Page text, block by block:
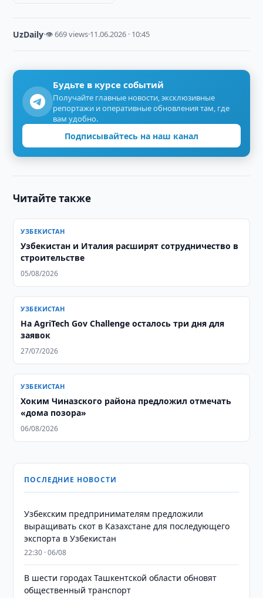
UzDaily·👁 669 views·11.06.2026 · 10:45
Будьте в курсе событий
Получайте главные новости, эксклюзивные
репортажи и оперативные обновления там, где
вам удобно.
Подписывайтесь на наш канал
Читайте также
УЗБЕКИСТАН
Узбекистан и Италия расширят сотрудничество в
строительстве
05/08/2026
УЗБЕКИСТАН
На AgriTech Gov Challenge осталось три дня для
заявок
27/07/2026
УЗБЕКИСТАН
Хоким Чиназского района предложил отмечать
«дома позора»
06/08/2026
ПОСЛЕДНИЕ НОВОСТИ
Узбекским предпринимателям предложили
выращивать скот в Казахстане для последующего
экспорта в Узбекистан
22:30 · 06/08
В шести городах Ташкентской области обновят
общественный транспорт